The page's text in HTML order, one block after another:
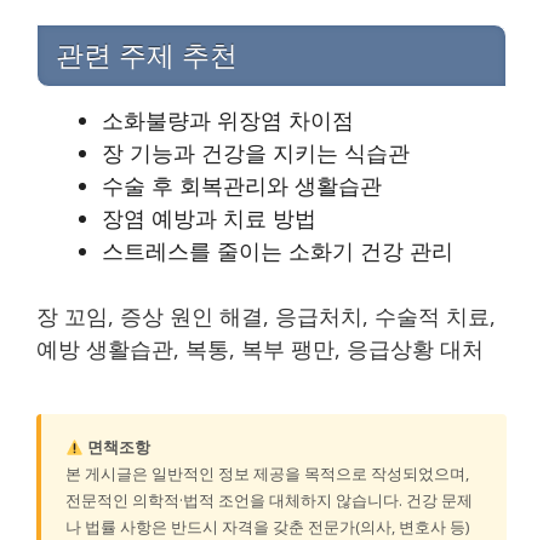
관련 주제 추천
소화불량과 위장염 차이점
장 기능과 건강을 지키는 식습관
수술 후 회복관리와 생활습관
장염 예방과 치료 방법
스트레스를 줄이는 소화기 건강 관리
장 꼬임, 증상 원인 해결, 응급처치, 수술적 치료,
예방 생활습관, 복통, 복부 팽만, 응급상황 대처
면책조항
본 게시글은 일반적인 정보 제공을 목적으로 작성되었으며,
전문적인 의학적·법적 조언을 대체하지 않습니다. 건강 문제
나 법률 사항은 반드시 자격을 갖춘 전문가(의사, 변호사 등)